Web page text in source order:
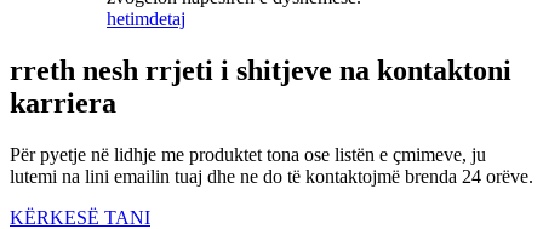
hetimdetaj
rreth nesh rrjeti i shitjeve na kontaktoni
karriera
Për pyetje në lidhje me produktet tona ose listën e çmimeve, ju
lutemi na lini emailin tuaj dhe ne do të kontaktojmë brenda 24 orëve.
KËRKESË TANI